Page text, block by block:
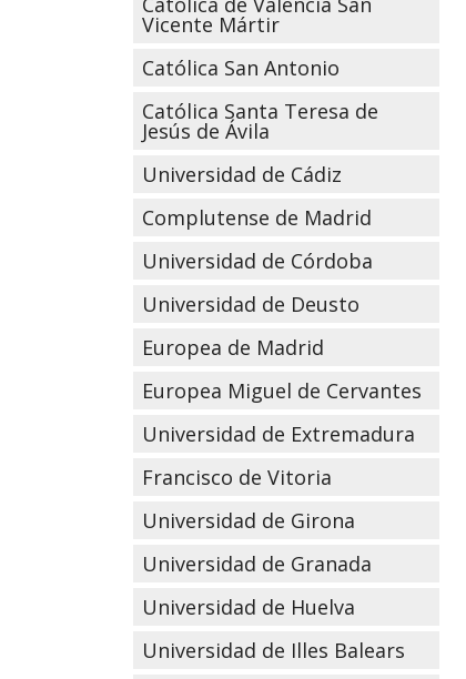
Vicente Mártir
Católica San Antonio
Católica Santa Teresa de
Jesús de Ávila
Universidad de Cádiz
Complutense de Madrid
Universidad de Córdoba
Universidad de Deusto
Europea de Madrid
Europea Miguel de Cervantes
Universidad de Extremadura
Francisco de Vitoria
Universidad de Girona
Universidad de Granada
Universidad de Huelva
Universidad de Illes Balears